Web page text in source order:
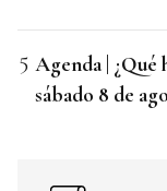
Agenda | ¿Qué
sábado 8 de